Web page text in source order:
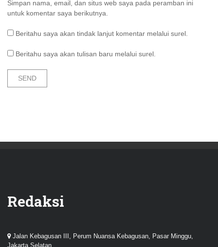
Simpan nama, email, dan situs web saya pada peramban ini
untuk komentar saya berikutnya.
Beritahu saya akan tindak lanjut komentar melalui surel.
Beritahu saya akan tulisan baru melalui surel.
Redaksi
Jalan Kebagusan III, Perum Nuansa Kebagusan, Pasar Minggu,
Jakarta Selatan